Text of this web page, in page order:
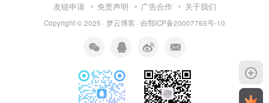
友链申请 免责声明 广告合作 关于我们
Copyright © 2025 · 梦云博客 · 由鄂ICP备20007765号-10